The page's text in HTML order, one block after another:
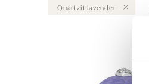
Quartzit lavender